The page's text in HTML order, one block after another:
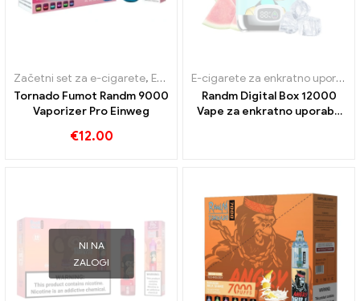
Začetni set za e-cigarete, E-cigareta za enkratno uporabo z nikotinom
Tornado Fumot Randm 9000
Vaporizer Pro Einweg
€12.00
E-cigarete za enkratno uporabo
Randm Digital Box 12000
Vape za enkratno uporabo
NI NA
ZALOGI